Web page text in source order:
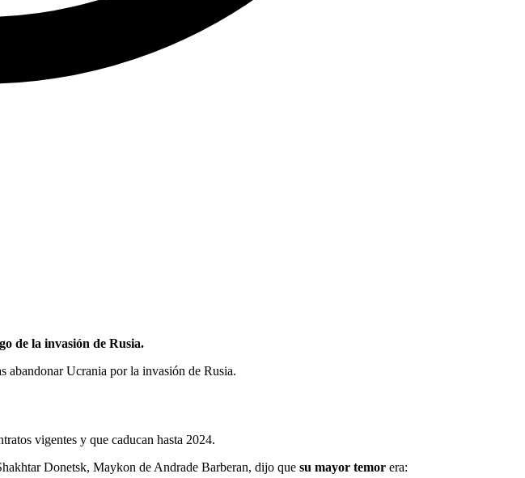
de la invasión de Rusia.
abandonar Ucrania por la invasión de Rusia.
vigentes y que caducan hasta 2024.
Donetsk, Maykon de Andrade Barberan, dijo que su mayor temor era: